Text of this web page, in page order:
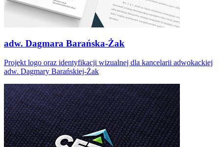
adw. Dagmara Barańska-Żak
Projekt logo oraz identyfikacji wizualnej dla kancelarii adwokackiej
adw. Dagmary Barańskiej-Żak